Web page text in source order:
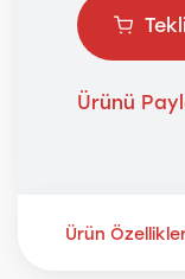
Ürünü
Ürün